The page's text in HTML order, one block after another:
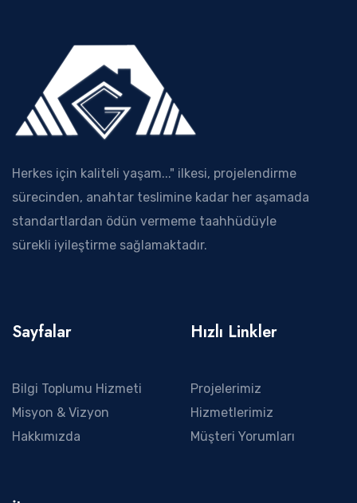
Herkes için kaliteli yaşam..." ilkesi, projelendirme
sürecinden, anahtar teslimine kadar her aşamada
standartlardan ödün vermeme taahhüdüyle
sürekli iyileştirme sağlamaktadır.
Sayfalar
Bilgi Toplumu Hizmeti
Misyon & Vizyon
Hakkımızda
Hızlı Linkler
Projelerimiz
Hizmetlerimiz
Müşteri Yorumları